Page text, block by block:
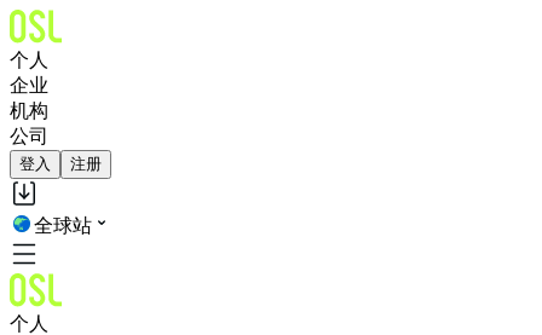
个人
企业
机构
公司
登入 注册
全球站
个人